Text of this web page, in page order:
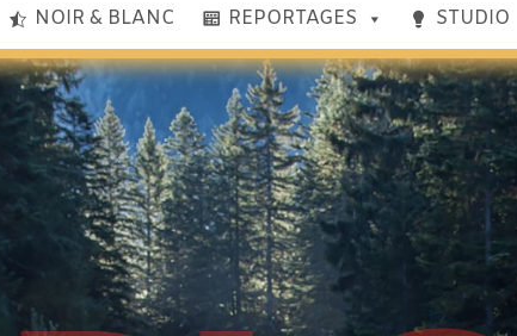
NOIR & BLANC REPORTAGES STUDIO